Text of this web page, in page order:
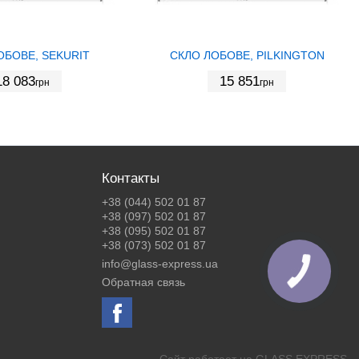
SEKURIT
083грн
СКЛО ЛОБОВЕ, PILKINGTON
15 851грн
Контакты
+38 (044) 502 01 87
+38 (097) 502 01 87
+38 (095) 502 01 87
+38 (073) 502 01 87
info@glass-express.ua
Обратная связь
КНОПКА
ЗВ'ЯЗКУ